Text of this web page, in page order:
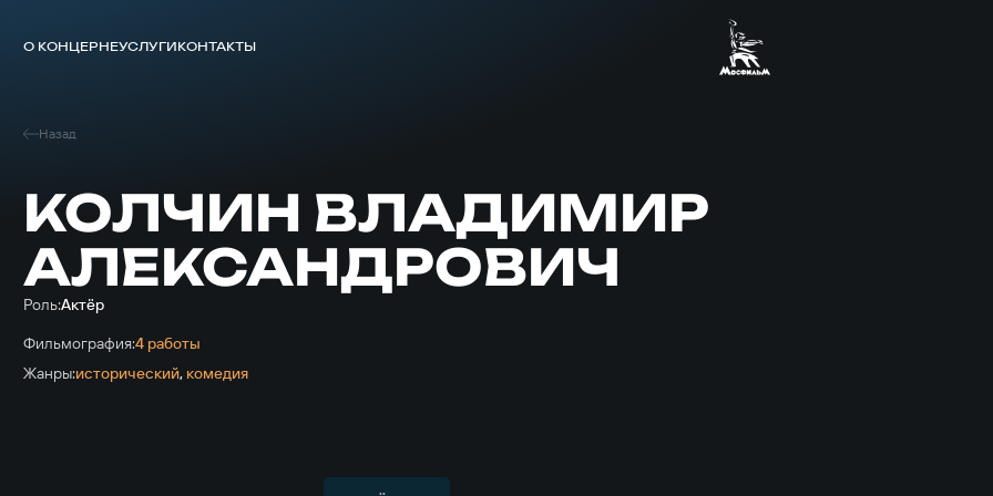
О КОНЦЕРНЕУСЛУГИКОНТАКТЫ
Назад
КОЛЧИН ВЛАДИМИР
АЛЕКСАНДРОВИЧ
Роль:Актёр
Фильмография:4 работы
Жанры:исторический, комедия